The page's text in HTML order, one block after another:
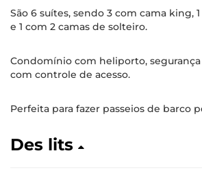
São 6 suítes, sendo 3 com cama king,
e 1 com 2 camas de solteiro.
Condomínio com heliporto,
com controle de acesso.
Perfeita para fazer passeios de barco
Des lits